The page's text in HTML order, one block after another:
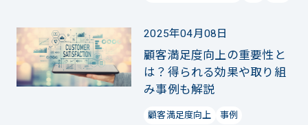
2025年04月08日
顧客満足度向上の重要性と
は？得られる効果や取り組
み事例も解説
顧客満足度向上 事例